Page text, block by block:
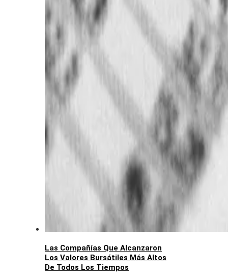
Las Compañías Que Alcanzaron
Los Valores Bursátiles Más Altos
De Todos Los Tiempos